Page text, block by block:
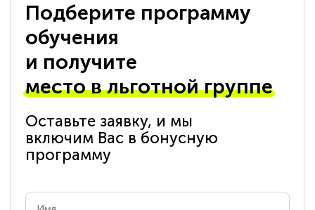
Подберите программу
обучения
и получите
место в льготной группе
Оставьте заявку, и мы
включим Вас в бонусную
программу